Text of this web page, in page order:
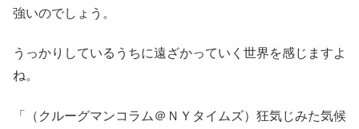
強いのでしょう。
うっかりしているうちに遠ざかっていく世界を感じますよ
ね。
「（クルーグマンコラム＠ＮＹタイムズ）狂気じみた気候